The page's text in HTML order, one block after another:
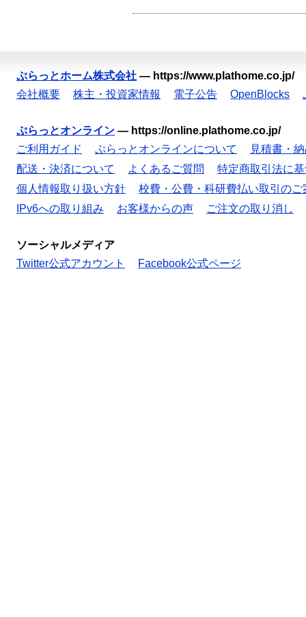
ぷらっとホーム株式会社 — https://www.plathome.co.jp/
会社概要
株主・投資家情報 電子公告 OpenBlocks
ぷらっとオンライン — https://online.plathome.co.jp/
ご利用ガイド
ぷらっとオンラインについて
見積書・
配送・決済について
よくあるご質問
特定商取引法に
個人情報取り扱い方針
校費・公費・科研費払い取引のご
IPv6への取り組み
お客様からの声 ご注文の取り消し
ソーシャルメディア
Twitter公式アカウント
Facebook公式ページ